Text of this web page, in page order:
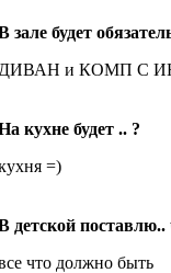
зале будет
ДИВАН и КОМП С
кухне будет .. ?
=)
детской поставлю..
что должно быть